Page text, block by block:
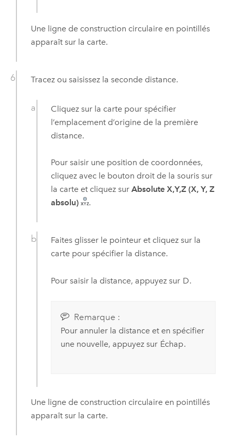
Une ligne de construction circulaire en pointillés
apparaît sur la carte.
Tracez ou saisissez la seconde distance.
Cliquez sur la carte pour spécifier
l’emplacement d’origine de la première
distance.
Pour saisir une position de coordonnées,
cliquez avec le bouton droit de la souris sur
la carte et cliquez surAbsolute X,Y,Z (X, Y, Z
absolu)
.
Faites glisser le pointeur et cliquez sur la
carte pour spécifier la distance.
Pour saisir la distance, appuyez sur D.
Remarque :
Pour annuler la distance et en spécifier
une nouvelle, appuyez sur Échap.
Une ligne de construction circulaire en pointillés
apparaît sur la carte.